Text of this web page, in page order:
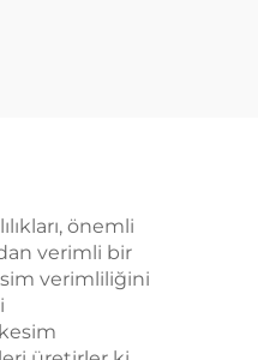
önemli
verimli bir
verimliliğini